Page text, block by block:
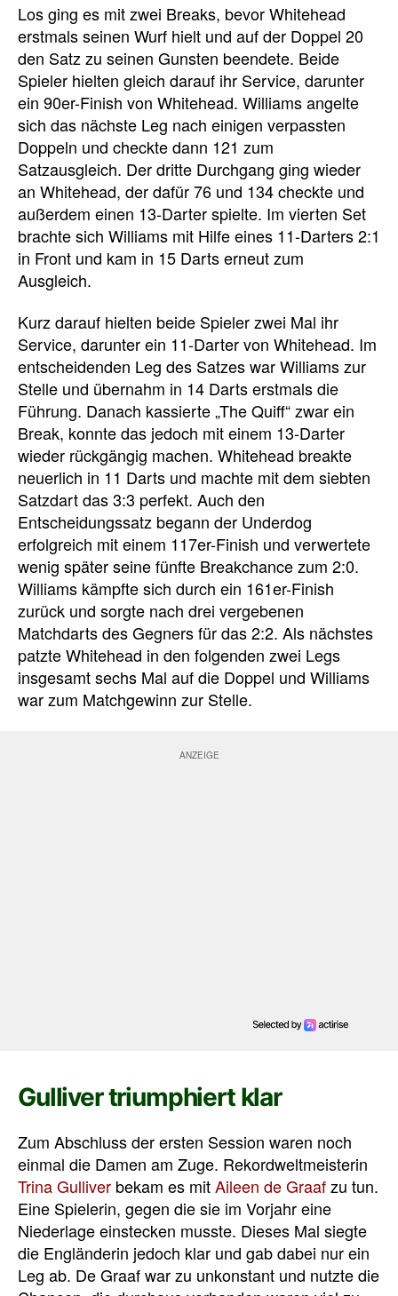
Los ging es mit zwei Breaks, bevor Whitehead
erstmals seinen Wurf hielt und auf der Doppel 20
den Satz zu seinen Gunsten beendete. Beide
Spieler hielten gleich darauf ihr Service, darunter
ein 90er-Finish von Whitehead. Williams angelte
sich das nächste Leg nach einigen verpassten
Doppeln und checkte dann 121 zum
Satzausgleich. Der dritte Durchgang ging wieder
an Whitehead, der dafür 76 und 134 checkte und
außerdem einen 13-Darter spielte. Im vierten Set
brachte sich Williams mit Hilfe eines 11-Darters 2:1
in Front und kam in 15 Darts erneut zum
Ausgleich.
Kurz darauf hielten beide Spieler zwei Mal ihr
Service, darunter ein 11-Darter von Whitehead. Im
entscheidenden Leg des Satzes war Williams zur
Stelle und übernahm in 14 Darts erstmals die
Führung. Danach kassierte „The Quiff“ zwar ein
Break, konnte das jedoch mit einem 13-Darter
wieder rückgängig machen. Whitehead breakte
neuerlich in 11 Darts und machte mit dem siebten
Satzdart das 3:3 perfekt. Auch den
Entscheidungssatz begann der Underdog
erfolgreich mit einem 117er-Finish und verwertete
wenig später seine fünfte Breakchance zum 2:0.
Williams kämpfte sich durch ein 161er-Finish
zurück und sorgte nach drei vergebenen
Matchdarts des Gegners für das 2:2. Als nächstes
patzte Whitehead in den folgenden zwei Legs
insgesamt sechs Mal auf die Doppel und Williams
war zum Matchgewinn zur Stelle.
Gulliver triumphiert klar
Zum Abschluss der ersten Session waren noch
einmal die Damen am Zuge. Rekordweltmeisterin
Trina Gulliver bekam es mitAileen de Graafzu tun.
Eine Spielerin, gegen die sie im Vorjahr eine
Niederlage einstecken musste. Dieses Mal siegte
die Engländerin jedoch klar und gab dabei nur ein
Leg ab. De Graaf war zu unkonstant und nutzte die